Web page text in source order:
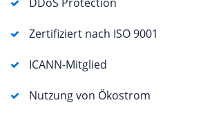
Zertifiziert nach ISO 9001
ICANN-Mitglied
Nutzung von Ökostrom